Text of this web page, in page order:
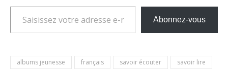
Saisissez votre adresse e-mail…
Abonnez-vous
albums jeunesse français savoir écouter savoir lire